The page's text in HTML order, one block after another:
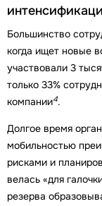
Большинство
когда ищет новые
участвовали 3
только 33%
компании4.
Долгое время
мобильностью
рисками и
велась «для
резерва